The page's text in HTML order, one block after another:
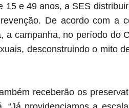
15 e 49 anos, a SES
De acordo com a
a campanha, no período do
desconstruindo o mito
receberão os